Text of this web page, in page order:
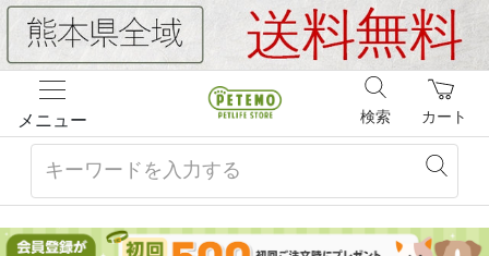
メニュー カート
検索